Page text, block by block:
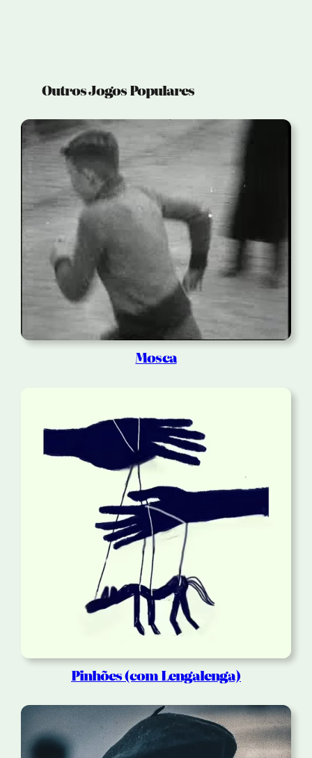
Outros Jogos Populares
Mosca
Pinhões (com Lengalenga)